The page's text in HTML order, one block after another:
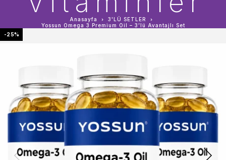
Anasayfa
3'LÜ SETLER
Yossun Omega 3 Premium Oil – 3’lü Avantajlı Set
-25%